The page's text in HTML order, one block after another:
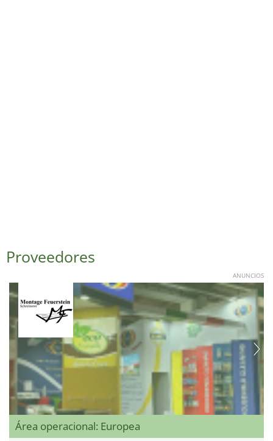
Proveedores
ANUNCIOS
Área operacional: Europea